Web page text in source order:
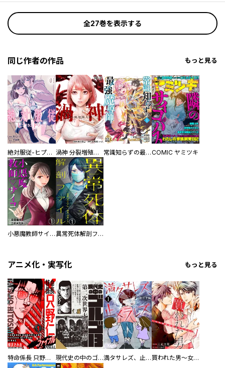
全27巻を表示する
同じ作者の作品 もっと見る
絶対服従-ヒプノシスドロップ- 渦神 分裂増殖人間 分冊版 常識知らずの最強魔導師COMIC ヤミツキ
小悪魔教師サイコ（分冊版） 異常死体解剖ファイル（分冊版）
アニメ化・実写化 もっと見る
特命係長 只野仁ファイナル 愛蔵版 現代史の中のゴルゴ13 満タサレズ、止メラレズ 買われた男～女性限定快感セラピスト～【描き下ろしおまけ付き特装版】